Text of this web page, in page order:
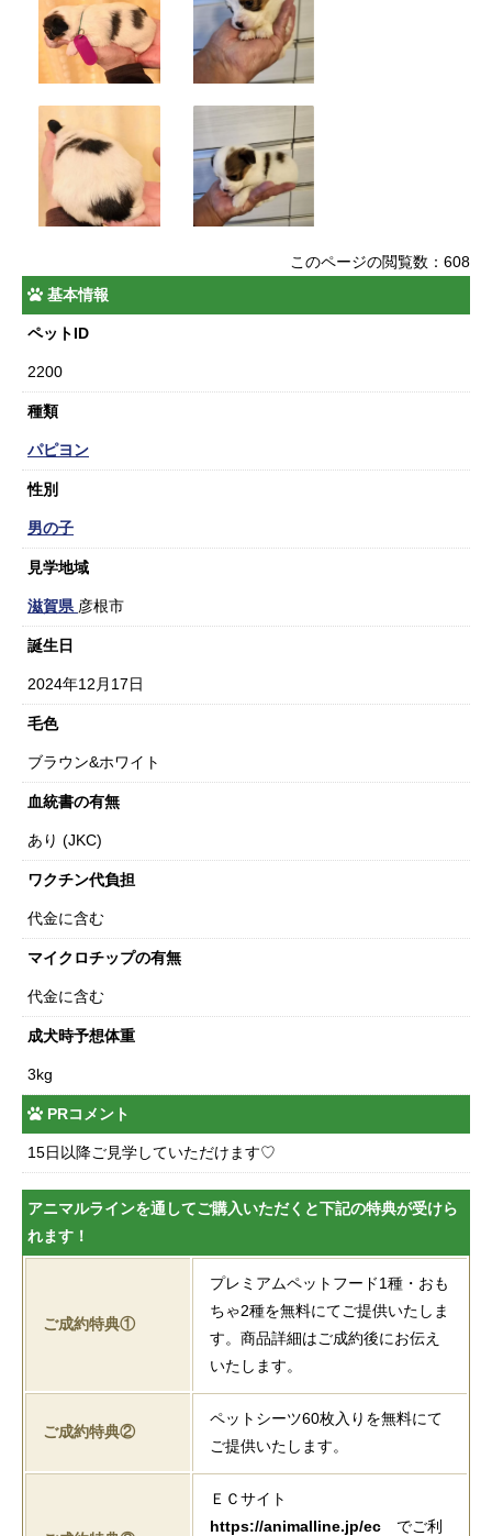
このページの閲覧数：608
基本情報
ペットID
2200
種類
パピヨン
性別
男の子
見学地域
滋賀県 彦根市
誕生日
2024年12月17日
毛色
ブラウン&ホワイト
血統書の有無
あり (JKC)
ワクチン代負担
代金に含む
マイクロチップの有無
代金に含む
成犬時予想体重
3kg
PRコメント
15日以降ご見学していただけます♡
アニマルラインを通してご購入いただくと下記の特典が受けら
れます！
ご成約特典①
プレミアムペットフード1種・おも
ちゃ2種を無料にてご提供いたしま
す。商品詳細はご成約後にお伝え
いたします。
ご成約特典②
ペットシーツ60枚入りを無料にて
ご提供いたします。
ＥＣサイト
https://animalline.jp/ec でご利